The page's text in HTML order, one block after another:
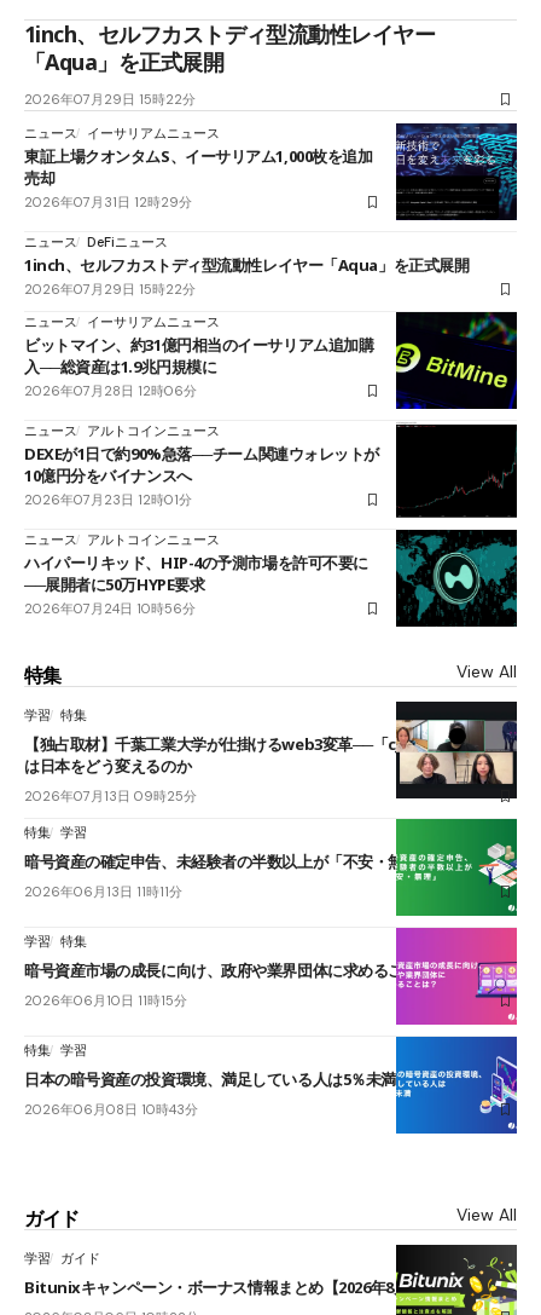
1inch、セルフカストディ型流動性レイヤー
「Aqua」を正式展開
2026年07月29日 15時22分
ニュース
イーサリアムニュース
東証上場クオンタムS、イーサリアム1,000枚を追加
売却
2026年07月31日 12時29分
ニュース DeFiニュース
1inch、セルフカストディ型流動性レイヤー「Aqua」を正式展開
2026年07月29日 15時22分
ニュース
イーサリアムニュース
ビットマイン、約31億円相当のイーサリアム追加購
入──総資産は1.9兆円規模に
2026年07月28日 12時06分
ニュース アルトコインニュース
DEXEが1日で約90%急落──チーム関連ウォレットが
10億円分をバイナンスへ
2026年07月23日 12時01分
ニュース アルトコインニュース
ハイパーリキッド、HIP-4の予測市場を許可不要に
──展開者に50万HYPE要求
2026年07月24日 10時56分
特集 View All
学習 特集
【独占取材】千葉工業大学が仕掛けるweb3変革──「cJPY」とAIの融合
は日本をどう変えるのか
2026年07月13日 09時25分
特集 学習
暗号資産の確定申告、未経験者の半数以上が「不安・無理」
2026年06月13日 11時11分
学習 特集
暗号資産市場の成長に向け、政府や業界団体に求めることは？
2026年06月10日 11時15分
特集 学習
日本の暗号資産の投資環境、満足している人は5％未満
2026年06月08日 10時43分
ガイド View All
学習 ガイド
Bitunixキャンペーン・ボーナス情報まとめ【2026年8月最新】